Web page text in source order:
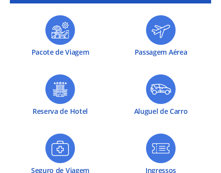
Pacote de Viagem Passagem Aérea
Reserva de Hotel Aluguel de Carro
Seguro de Viagem Ingressos